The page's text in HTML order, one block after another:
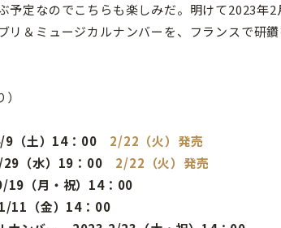
予定なのでこちらも楽しみだ。明けて2023年
リ＆ミュージカルナンバーを、フランスで研
（土）14：00 2/22（火）発売
（水）19：00 2/22（火）発売
（月・祝）14：00
11（金）14：00